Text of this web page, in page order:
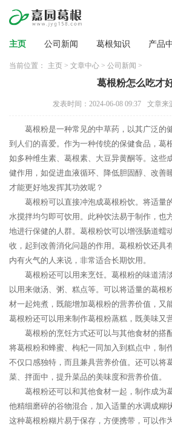
主页 公司新闻 葛根知识 产品
当前位置： 主页 > 文章中心 > 公司新闻 >
葛根粉怎么吃才
发表时间：2024-06-08 09:37 文章来
葛根粉是一种常见的中草药，以其广泛的
到人们的喜爱。作为一种传统的保健食品，葛
如多种维生素、葛根素、大豆异黄酮等。这些
健作用，如促进血液循环、降低胆固醇、改善
才能更好地发挥其功效呢？
葛根粉可以直接冲泡成葛根粉饮。将适量
水搅拌均匀即可饮用。此种饮法易于制作，也
地进行保健的人群。葛根粉饮可以增强肠道蠕
收，起到改善消化问题的作用。葛根粉饮还具
内有火气的人来说，非常适合长期饮用。
葛根粉还可以用来烹饪。葛根粉的味道清
以用来做汤、粥、糕点等。可以将适量的葛根
材一起炖煮，既能增加葛根粉的营养价值，又
葛根粉还可以用来制作葛根粉蒸糕，既美味又
葛根粉的烹饪方式还可以与其他食材的搭
将葛根粉和蜂蜜、枸杞一同加入到糕点中，制
不仅口感独特，而且兼具营养价值。还可以将
菜、拌面中，提升菜品的美味度和营养价值。
葛根粉还可以和其他食材一起，制作成为
他精细磨碎的谷物混合，加入适量的水调成糊
这种葛根粉糊片易于保存，方便携带，可以作